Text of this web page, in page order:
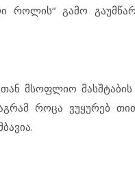
გამო
მსოფლიო
როცა ვუყურებ